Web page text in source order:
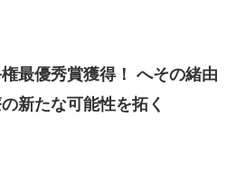
最優秀賞獲得！ へその緒由
新たな可能性を拓く